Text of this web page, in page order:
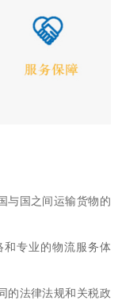
与国之间运输货物的
和专业的物流服务体
的法律法规和关税政